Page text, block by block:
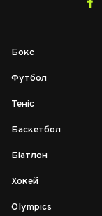
Бокс
Футбол
Теніс
Баскетбол
Біатлон
Хокей
Olympics